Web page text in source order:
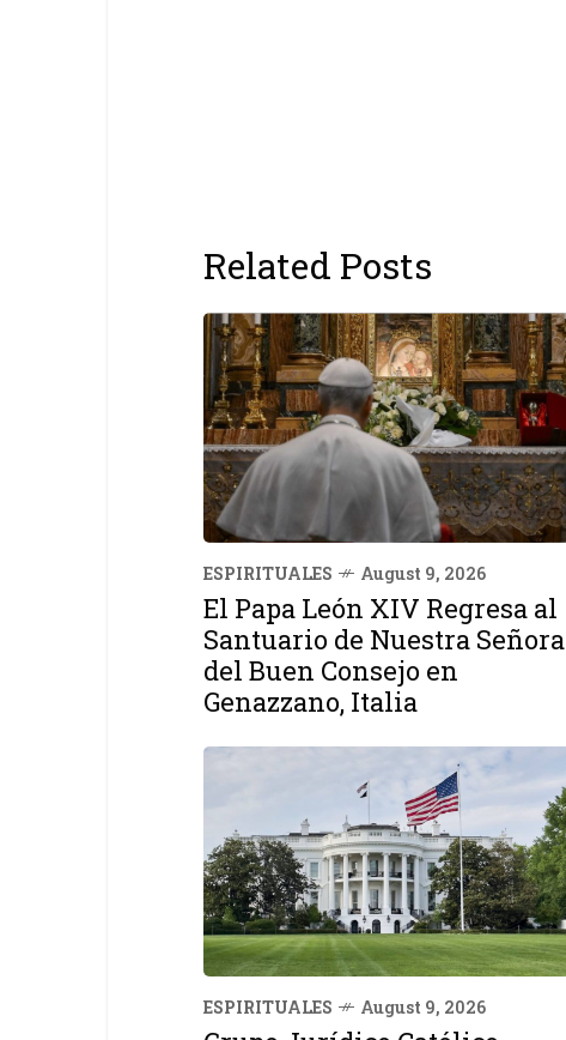
Related Posts
ESPIRITUALES August 9, 2026
El Papa León XIV Regresa al
Santuario de Nuestra Señora
del Buen Consejo en
Genazzano, Italia
ESPIRITUALES August 9, 2026